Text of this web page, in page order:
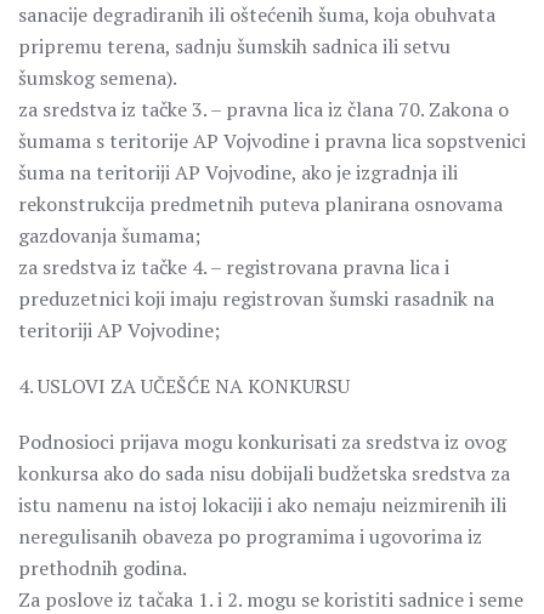
sanacije degradiranih ili oštećenih šuma, koja obuhvata
pripremu terena, sadnju šumskih sadnica ili setvu
šumskog semena).
za sredstva iz tačke 3. – pravna lica iz člana 70. Zakona o
šumama s teritorije AP Vojvodine i pravna lica sopstvenici
šuma na teritoriji AP Vojvodine, ako je izgradnja ili
rekonstrukcija predmetnih puteva planirana osnovama
gazdovanja šumama;
za sredstva iz tačke 4. – registrovana pravna lica i
preduzetnici koji imaju registrovan šumski rasadnik na
teritoriji AP Vojvodine;
4. USLOVI ZA UČEŠĆE NA KONKURSU
Podnosioci prijava mogu konkurisati za sredstva iz ovog
konkursa ako do sada nisu dobijali budžetska sredstva za
istu namenu na istoj lokaciji i ako nemaju neizmirenih ili
neregulisanih obaveza po programima i ugovorima iz
prethodnih godina.
Za poslove iz tačaka 1. i 2. mogu se koristiti sadnice i seme